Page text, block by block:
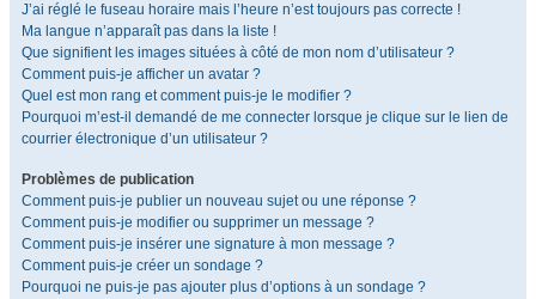
J’ai réglé le fuseau horaire mais l’heure n’est toujours pas correcte !
Ma langue n’apparaît pas dans la liste !
Que signifient les images situées à côté de mon nom d’utilisateur ?
Comment puis-je afficher un avatar ?
Quel est mon rang et comment puis-je le modifier ?
Pourquoi m’est-il demandé de me connecter lorsque je clique sur le lien de
courrier électronique d’un utilisateur ?
Problèmes de publication
Comment puis-je publier un nouveau sujet ou une réponse ?
Comment puis-je modifier ou supprimer un message ?
Comment puis-je insérer une signature à mon message ?
Comment puis-je créer un sondage ?
Pourquoi ne puis-je pas ajouter plus d’options à un sondage ?